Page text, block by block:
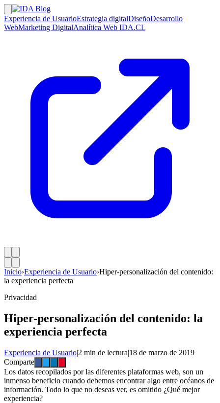
Experiencia de UsuarioEstrategia digitalDiseñoDesarrollo
WebMarketing DigitalAnalítica Web IDA.CL
Inicio›Experiencia de Usuario›Hiper-personalización del contenido:
la experiencia perfecta
Privacidad
Hiper-personalización del contenido: la
experiencia perfecta
Experiencia de Usuario|2 min de lectura|18 de marzo de 2019
Comparte
Los datos recopilados por las diferentes plataformas web, son un
inmenso beneficio cuando debemos encontrar algo entre océanos de
información. Todo lo que no deseas ver, es omitido ¿Qué mejor
experiencia?